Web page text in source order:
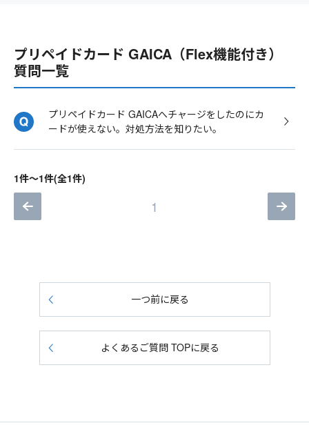
プリペイドカード GAICA（Flex機能付き）
質問一覧
プリペイドカード GAICAへチャージをしたのにカ
ードが使えない。対処方法を知りたい。
1件～1件(全1件)
1
一つ前に戻る
よくあるご質問 TOPに戻る